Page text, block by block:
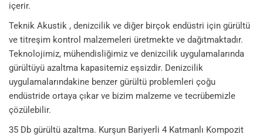
içerir.
Teknik Akustik , denizcilik ve diğer birçok endüstri için gürültü
ve titreşim kontrol malzemeleri üretmekte ve dağıtmaktadır.
Teknolojimiz, mühendisliğimiz ve denizcilik uygulamalarında
gürültüyü azaltma kapasitemiz eşsizdir. Denizcilik
uygulamalarındakine benzer gürültü problemleri çoğu
endüstride ortaya çıkar ve bizim malzeme ve tecrübemizle
çözülebilir.
35 Db gürültü azaltma. Kurşun Bariyerli 4 Katmanlı Kompozit